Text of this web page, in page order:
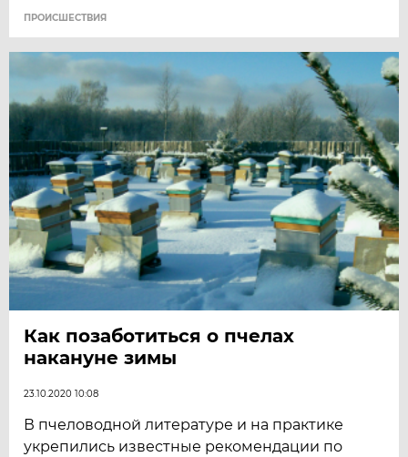
ПРОИСШЕСТВИЯ
Как позаботиться о пчелах
накануне зимы
23.10.2020 10:08
В пчеловодной литературе и на практике
укрепились известные рекомендации по